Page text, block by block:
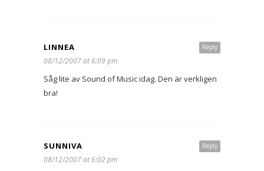
Reply
LINNEA
08/12/2007 at 6:09 pm
Såg lite av Sound of Music idag. Den är verkligen
bra!
Reply
SUNNIVA
08/12/2007 at 6:02 pm